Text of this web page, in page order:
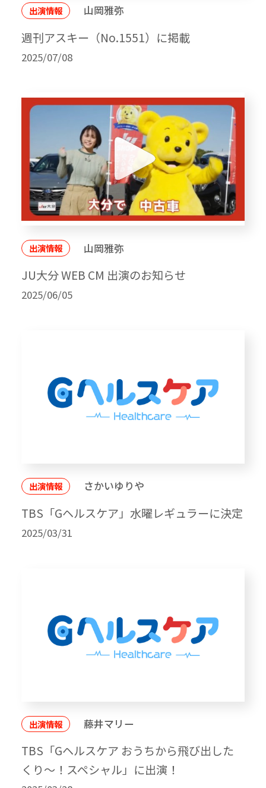
出演情報 山岡雅弥
週刊アスキー（No.1551）に掲載
2025/07/08
出演情報 山岡雅弥
JU大分 WEB CM 出演のお知らせ
2025/06/05
出演情報 さかいゆりや
TBS「Gヘルスケア」水曜レギュラーに決定
2025/03/31
出演情報 藤井マリー
TBS「Gヘルスケア おうちから飛び出した
くり～！スペシャル」に出演！